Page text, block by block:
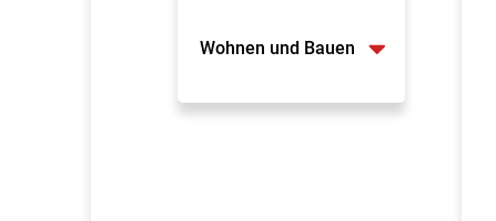
Wohnen und Bauen